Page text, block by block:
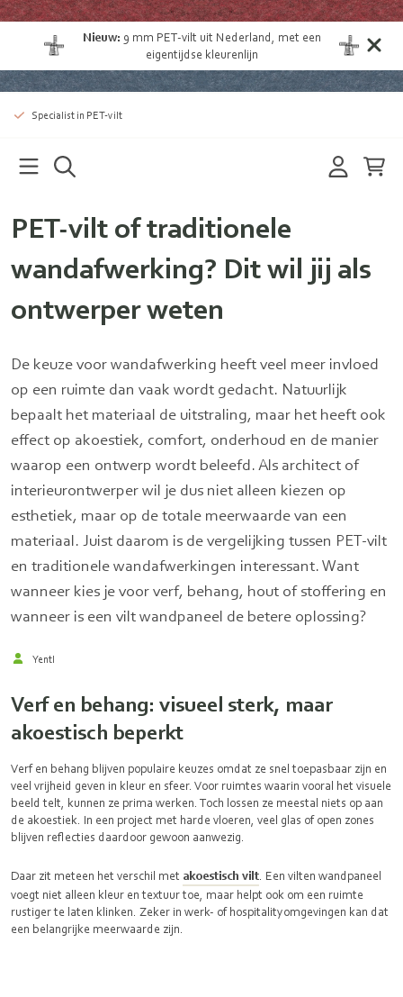
Nieuw: 9 mm PET-vilt uit Nederland , met een
eigentijdse kleurenlijn
Specialist in PET-vilt
PET-vilt of traditionele
wandafwerking? Dit wil jij als
ontwerper weten
De keuze voor wandafwerking heeft veel meer invloed
op een ruimte dan vaak wordt gedacht. Natuurlijk
bepaalt het materiaal de uitstraling, maar het heeft ook
effect op akoestiek, comfort, onderhoud en de manier
waarop een ontwerp wordt beleefd. Als architect of
interieurontwerper wil je dus niet alleen kiezen op
esthetiek, maar op de totale meerwaarde van een
materiaal. Juist daarom is de vergelijking tussen PET-vilt
en traditionele wandafwerkingen interessant. Want
wanneer kies je voor verf, behang, hout of stoffering en
wanneer is een vilt wandpaneel de betere oplossing?
Yentl
Verf en behang: visueel sterk, maar
akoestisch beperkt
Verf en behang blijven populaire keuzes omdat ze snel toepasbaar zijn en
veel vrijheid geven in kleur en sfeer. Voor ruimtes waarin vooral het visuele
beeld telt, kunnen ze prima werken. Toch lossen ze meestal niets op aan
de akoestiek. In een project met harde vloeren, veel glas of open zones
blijven reflecties daardoor gewoon aanwezig.
Daar zit meteen het verschil met akoestisch vilt . Een vilten wandpaneel
voegt niet alleen kleur en textuur toe, maar helpt ook om een ruimte
rustiger te laten klinken. Zeker in werk- of hospitalityomgevingen kan dat
een belangrijke meerwaarde zijn.